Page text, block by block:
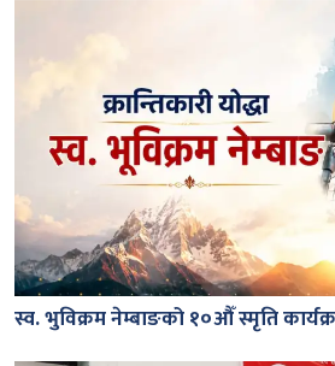
स्व. भुविक्रम नेम्बाङको १०औँ स्मृति